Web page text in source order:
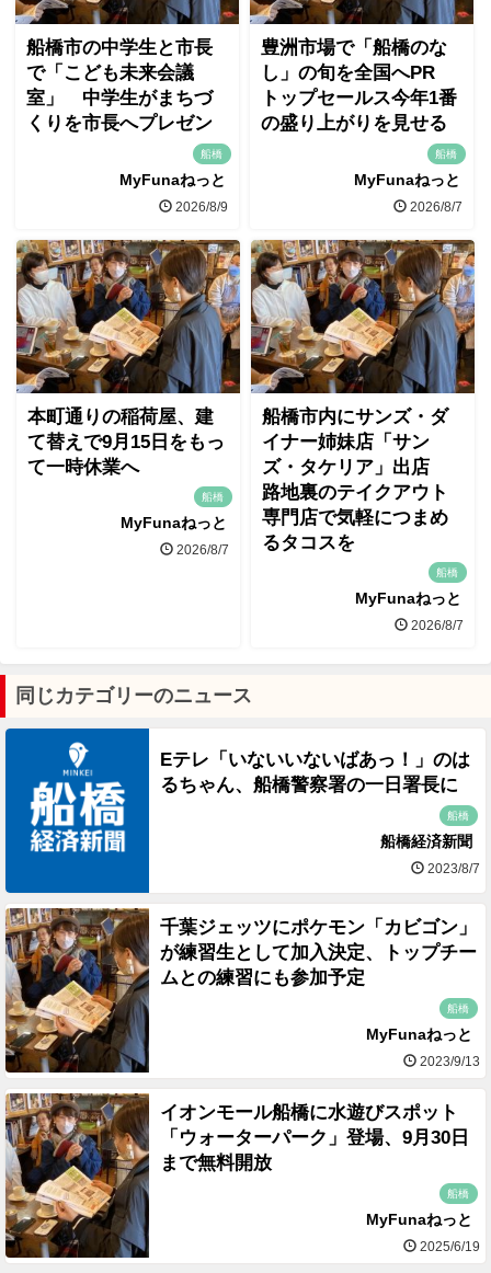
船橋市の中学生と市長
で「こども未来会議
室」 中学生がまちづ
くりを市長へプレゼン
船橋
MyFunaねっと
2026/8/9
豊洲市場で「船橋のな
し」の旬を全国へPR
トップセールス今年1番
の盛り上がりを見せる
船橋
MyFunaねっと
2026/8/7
本町通りの稲荷屋、建
て替えで9月15日をもっ
て一時休業へ
船橋
MyFunaねっと
2026/8/7
船橋市内にサンズ・ダ
イナー姉妹店「サン
ズ・タケリア」出店
路地裏のテイクアウト
専門店で気軽につまめ
るタコスを
船橋
MyFunaねっと
2026/8/7
同じカテゴリーのニュース
Eテレ「いないいないばあっ！」のは
るちゃん、船橋警察署の一日署長に
船橋
船橋経済新聞
2023/8/7
千葉ジェッツにポケモン「カビゴン」
が練習生として加入決定、トップチー
ムとの練習にも参加予定
船橋
MyFunaねっと
2023/9/13
イオンモール船橋に水遊びスポット
「ウォーターパーク」登場、9月30日
まで無料開放
船橋
MyFunaねっと
2025/6/19